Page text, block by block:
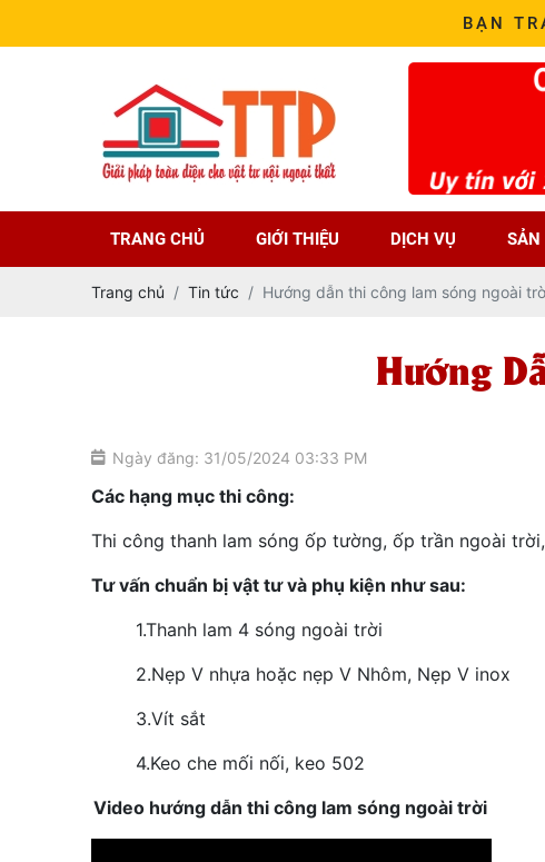
BẠN
TRANG CHỦ GIỚI THIỆU DỊCH VỤ
Trang chủ Tin tức Hướng dẫn thi công lam sóng ngoài
Hướng
Ngày đăng: 31/05/2024 03:33 PM
Các hạng mục thi công:
Thi công thanh lam sóng ốp tường, ốp trần ngoài
Tư vấn chuẩn bị vật tư và phụ kiện như sau:
1.Thanh lam 4 sóng ngoài trời
2.Nẹp V nhựa hoặc nẹp V Nhôm, Nẹp V inox
3.Vít sắt
4.Keo che mối nối, keo 502
Video hướng dẫn thi công lam sóng ngoài trời